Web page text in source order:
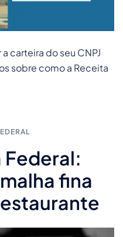
carteira do seu CNPJ
sobre como a Receita
Federal:
fina